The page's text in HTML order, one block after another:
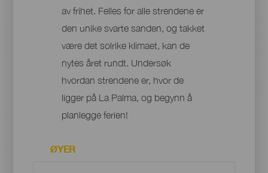
av frihet. Felles for alle strendene er
den unike svarte sanden, og takket
være det solrike klimaet, kan de
nytes året rundt. Undersøk
hvordan strendene er, hvor de
ligger på La Palma, og begynn å
planlegge ferien!
ØYER